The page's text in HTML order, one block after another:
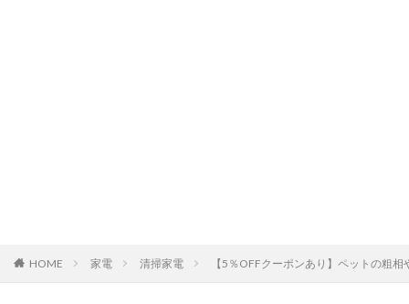
HOME 家電 清掃家電 【5％OFFクーポンあり】ペットの粗